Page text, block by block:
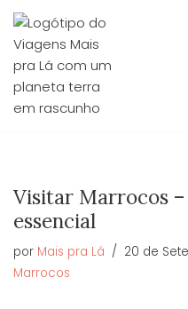
Avançar
para
o
conteúdo
Visitar Marrocos
essencial
por Mais pra Lá 20 de
Marrocos